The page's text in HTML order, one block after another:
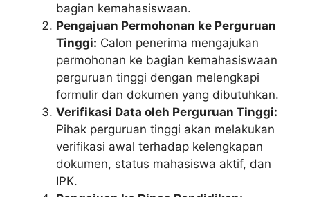
bagian kemahasiswaan.
Pengajuan Permohonan ke Perguruan
Tinggi: Calon penerima mengajukan
permohonan ke bagian kemahasiswaan
perguruan tinggi dengan melengkapi
formulir dan dokumen yang dibutuhkan.
Verifikasi Data oleh Perguruan Tinggi:
Pihak perguruan tinggi akan melakukan
verifikasi awal terhadap kelengkapan
dokumen, status mahasiswa aktif, dan
IPK.